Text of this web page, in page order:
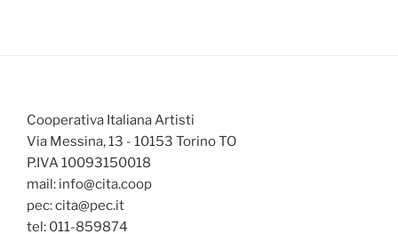
Cooperativa Italiana Artisti
Via Messina, 13 - 10153 Torino TO
P.IVA 10093150018
mail: info@cita.coop
pec: cita@pec.it
tel: 011-859874